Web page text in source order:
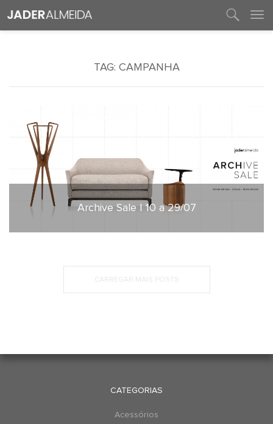
TAG: CAMPANHA
13 de julho de 2023
Archive Sale | 10 a 29/07
CATEGORIAS
Acessórios